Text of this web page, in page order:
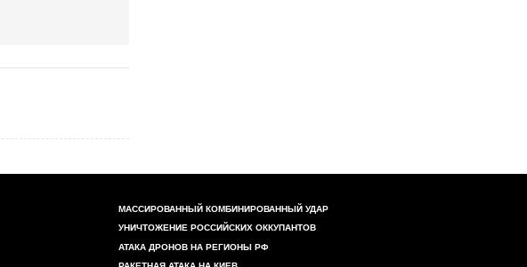
МАССИРОВАННЫЙ КОМБИНИРОВАННЫЙ УДАР
УНИЧТОЖЕНИЕ РОССИЙСКИХ ОККУПАНТОВ
АТАКА ДРОНОВ НА РЕГИОНЫ РФ